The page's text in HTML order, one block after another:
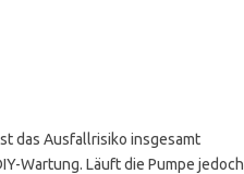
das Ausfallrisiko insgesamt
Wartung. Läuft die Pumpe jedoch